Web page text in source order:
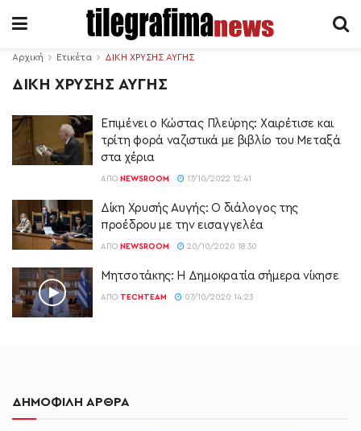
Αρχική Ετικέτα ΔΙΚΗ ΧΡΥΣΗΣ ΑΥΓΗΣ
ΔΙΚΗ ΧΡΥΣΗΣ ΑΥΓΗΣ
Επιμένει ο Κώστας Πλεύρης: Χαιρέτισε και
τρίτη φορά ναζιστικά με βιβλίο του Μεταξά
στα χέρια
ΑΠΌ NEWSROOM 17/10/2022 12:41
Δίκη Χρυσής Αυγής: Ο διάλογος της
προέδρου με την εισαγγελέα
ΑΠΌ NEWSROOM 20/10/2020 18:30
Μητσοτάκης: Η Δημοκρατία σήμερα νίκησε
ΑΠΌ TECHTEAM 07/10/2020 14:23
ΔΗΜΟΦΙΛΗ ΑΡΘΡΑ